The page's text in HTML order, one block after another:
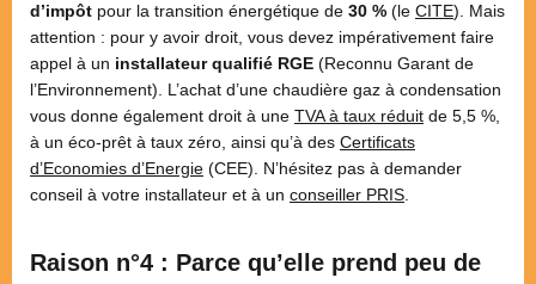
d’impôt pour la transition énergétique de 30 % (le CITE). Mais
attention : pour y avoir droit, vous devez impérativement faire
appel à un installateur qualifié RGE (Reconnu Garant de
l’Environnement). L’achat d’une chaudière gaz à condensation
vous donne également droit à une TVA à taux réduit de 5,5 %,
à un éco-prêt à taux zéro, ainsi qu’à des Certificats
d’Economies d’Energie (CEE). N’hésitez pas à demander
conseil à votre installateur et à un conseiller PRIS.
Raison n°4 : Parce qu’elle prend peu de